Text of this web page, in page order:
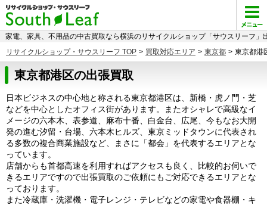
家電、家具、不用品の中古買取なら横浜のリサイクルショップ「サウスリーフ」
リサイクルショップ・サウスリーフ TOP > 買取対応エリア > 東京都 > 東京都港
東京都港区の出張買取
日本ビジネスの中心地と称される東京都港区は、新橋・虎ノ門・芝
などを中心としたオフィス街があります。またオシャレで高級なイ
メージの六本木、表参道、麻布十番、白金台、広尾、今もなお大開
発の進む汐留・台場、六本木ヒルズ、東京ミッドタウンに代表され
る多数の複合商業施設など、まさに「都会」を代表するエリアとな
っています。
店舗からも首都高速を利用すればアクセスも良く、比較的お伺いで
きるエリアですので出張買取のご依頼にもご対応できるエリアとな
っております。
また冷蔵庫・洗濯機・電子レンジ・テレビなどの家電や食器棚・キ